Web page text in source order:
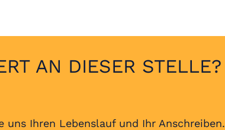
AN DIESER STELLE?
uns Ihren Lebenslauf und Ihr Anschreiben.